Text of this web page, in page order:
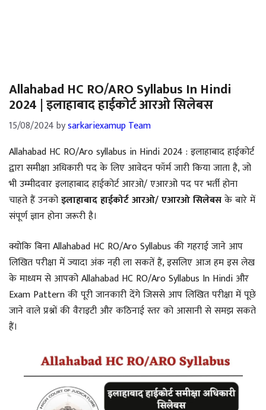
Allahabad HC RO/ARO Syllabus In Hindi
2024 | इलाहाबाद हाईकोर्ट आरओ सिलेबस
15/08/2024bysarkariexamup Team
Allahabad HC RO/Aro syllabus in Hindi 2024 : इलाहाबाद हाईकोर्ट
द्वारा समीक्षा अधिकारी पद के लिए आवेदन फॉर्म जारी किया जाता है, जो
भी उम्मीदवार इलाहाबाद हाईकोर्ट आरओ/ एआरओ पद पर भर्ती होना
चाहते हैं उनकोइलाहाबाद हाईकोर्ट आरओ/ एआरओ सिलेबसके बारे में
संपूर्ण ज्ञान होना जरूरी है।
क्योकि बिना Allahabad HC RO/Aro Syllabus की गहराई जाने आप
लिखित परीक्षा में ज्यादा अंक नही ला सकतें हैं, इसलिए आज हम इस लेख
के माध्यम से आपको Allahabad HC RO/Aro Syllabus In Hindi और
Exam Pattern की पूरी जानकारी देंगे जिससे आप लिखित परीक्षा में पूछे
जाने वाले प्रश्नों की वैराइटी और कठिनाई स्तर को आसानी से समझ सकते
हैं।